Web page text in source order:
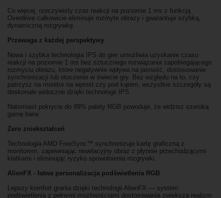
Co więcej, rzeczywisty czas reakcji na poziomie 1 ms z funkcją
Overdrive całkowicie eliminuje rozmyte obrazy i gwarantuje szybką,
dynamiczną rozgrywkę.
Przewaga z każdej perspektywy
Nowa i szybka technologia IPS do gier umożliwia uzyskanie czasu
reakcji na poziomie 1 ms bez sztucznego rozwiązania zapobiegającego
rozmyciu obrazu, które negatywnie wpływa na jasność, dostosowanie
synchronizacji lub otoczenie w świecie gry. Bez względu na to, czy
patrzysz na monitor na wprost czy pod kątem, wszystkie szczegóły są
doskonale widoczne dzięki technologii IPS
Natomiast pokrycie do 99% palety RGB powoduje, że widzisz szeroką
gamę barw.
Zero zniekształceń
Technologia AMD FreeSync™ synchronizuje kartę graficzną z
monitorem, zapewniając rewelacyjny obraz z płynnie przechodzącymi
klatkami i eliminując ryzyko spowolnienia rozgrywki.
AlienFX - łatwa personalizacja podświetlenia RGB
Lepszy komfort grania dzięki technologii AlienFX — system
podświetlenia z pełnymi możliwościami dostosowania zwiększa realizm